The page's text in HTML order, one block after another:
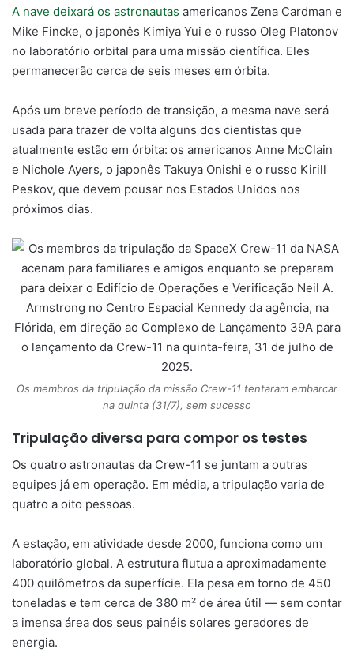
A nave deixará os astronautas americanos Zena Cardman e
Mike Fincke, o japonês Kimiya Yui e o russo Oleg Platonov
no laboratório orbital para uma missão científica. Eles
permanecerão cerca de seis meses em órbita.
Após um breve período de transição, a mesma nave será
usada para trazer de volta alguns dos cientistas que
atualmente estão em órbita: os americanos Anne McClain
e Nichole Ayers, o japonês Takuya Onishi e o russo Kirill
Peskov, que devem pousar nos Estados Unidos nos
próximos dias.
Os membros da tripulação da missão Crew-11 tentaram embarcar
na quinta (31/7), sem sucesso
Tripulação diversa para compor os testes
Os quatro astronautas da Crew-11 se juntam a outras
equipes já em operação. Em média, a tripulação varia de
quatro a oito pessoas.
A estação, em atividade desde 2000, funciona como um
laboratório global. A estrutura flutua a aproximadamente
400 quilômetros da superfície. Ela pesa em torno de 450
toneladas e tem cerca de 380 m² de área útil — sem contar
a imensa área dos seus painéis solares geradores de
energia.